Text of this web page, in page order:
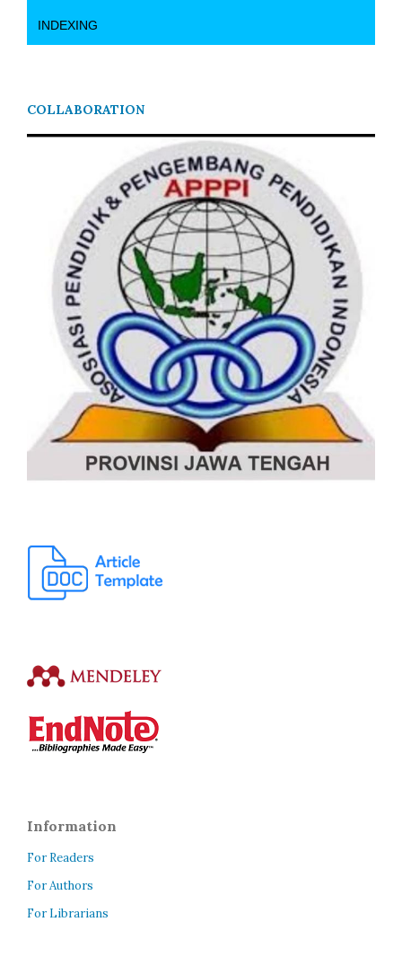
INDEXING
COLLABORATION
Information
For Readers
For Authors
For Librarians